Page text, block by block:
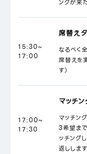
ンクが来
15:30~
17:00
席替え
なるべく
席替えを
す）
17:00~
17:30
マッチ
マッチン
3希望ま
ッチング
返ししま